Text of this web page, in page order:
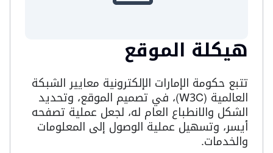
هيكلة الموقع
تتبع حكومة الإمارات الإلكترونية معايير الشبكة
العالمية (W3C)، في تصميم الموقع، وتحديد
الشكل والانطباع العام له، لجعل عملية تصفحه
أيسر، وتسهيل عملية الوصول إلى المعلومات
والخدمات.